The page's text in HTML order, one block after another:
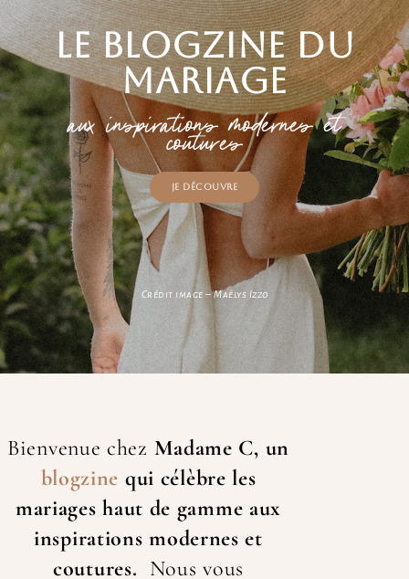
Le blogzine du
mariage
aux inspirations modernes et
coutures
Je découvre
Crédit image – Maélys Izzo
Bienvenue chez Madame C, un
blogzine qui célèbre les
mariages haut de gamme aux
inspirations modernes et
coutures. Nous vous